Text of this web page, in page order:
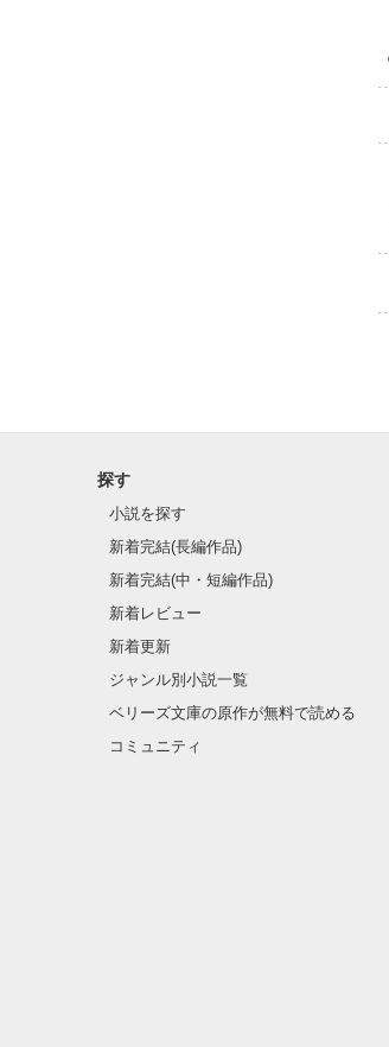
探す
小説を探す
新着完結(長編作品)
新着完結(中・短編作品)
新着レビュー
新着更新
ジャンル別小説一覧
ベリーズ文庫の原作が無料で読める
コミュニティ